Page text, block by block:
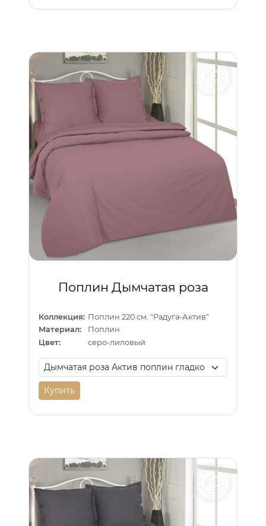
Поплин Дымчатая роза
Коллекция: Поплин 220 см. "Радуга-Актив"
Материал:
Поплин
Цвет:
серо-лиловый
Купить